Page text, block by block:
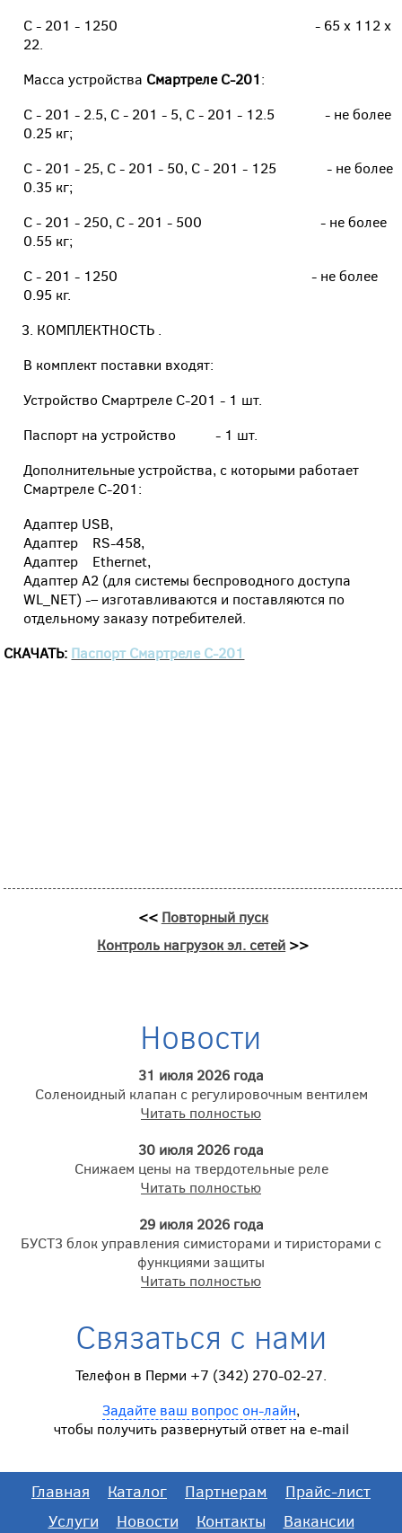
С - 201 - 1250 - 65 x 112 x
22.
Масса устройства Смартреле С-201:
С - 201 - 2.5, С - 201 - 5, С - 201 - 12.5 - не более
0.25 кг;
С - 201 - 25, С - 201 - 50, С - 201 - 125 - не более
0.35 кг;
С - 201 - 250, С - 201 - 500 - не более
0.55 кг;
С - 201 - 1250 - не более
0.95 кг.
КОМПЛЕКТНОСТЬ .
В комплект поставки входят:
Устройство Смартреле С-201 - 1 шт.
Паспорт на устройство - 1 шт.
Дополнительные устройства, с которыми работает
Смартреле С-201:
Адаптер USB,
Адаптер RS-458,
Адаптер Ethernet,
Адаптер А2 (для системы беспроводного доступа
WL_NET) -– изготавливаются и поставляются по
отдельному заказу потребителей.
СКАЧАТЬ: Паспорт Смартреле С-201
<< Повторный пуск
Контроль нагрузок эл. сетей >>
Новости
31 июля 2026 года
Соленоидный клапан с регулировочным вентилем
Читать полностью
30 июля 2026 года
Снижаем цены на твердотельные реле
Читать полностью
29 июля 2026 года
БУСТ3 блок управления симисторами и тиристорами с
функциями защиты
Читать полностью
Связаться с нами
Телефон в Перми +7 (342) 270-02-27.
Задайте ваш вопрос он-лайн,
чтобы получить развернутый ответ на e-mail
Главная Каталог Партнерам
Прайс-лист
Услуги
Новости Контакты Вакансии